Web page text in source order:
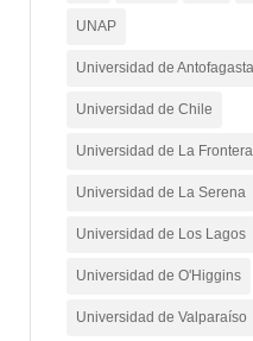
UNAP
Universidad de Antofagasta
Universidad de Chile
Universidad de La Frontera
Universidad de La Serena
Universidad de Los Lagos
Universidad de O'Higgins
Universidad de Valparaíso